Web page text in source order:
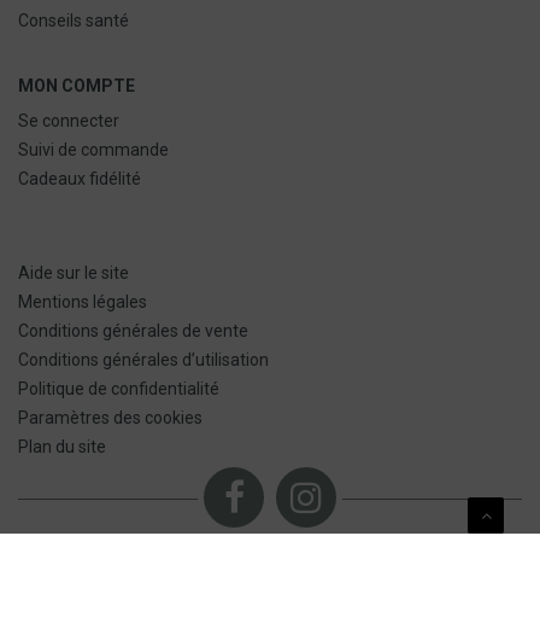
Conseils santé
MON COMPTE
Se connecter
Suivi de commande
Cadeaux fidélité
Aide sur le site
Mentions légales
Conditions générales de vente
Conditions générales d’utilisation
Politique de confidentialité
Paramètres des cookies
Plan du site